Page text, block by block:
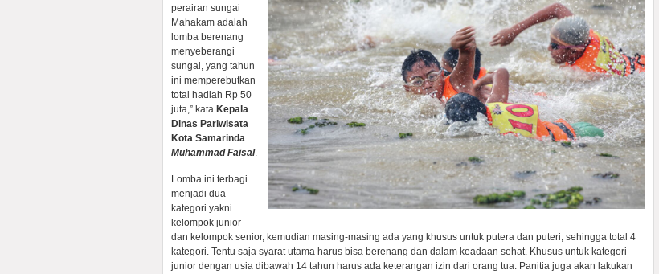
perairan sungai
Mahakam adalah
lomba berenang
menyeberangi
sungai, yang tahun
ini memperebutkan
total hadiah Rp 50
juta,” kata Kepala
Dinas Pariwisata
Kota Samarinda
Muhammad Faisal.
Lomba ini terbagi
menjadi dua
kategori yakni
kelompok junior
dan kelompok senior, kemudian masing-masing ada yang khusus untuk putera dan puteri, sehingga total 4
kategori. Tentu saja syarat utama harus bisa berenang dan dalam keadaan sehat. Khusus untuk kategori
junior dengan usia dibawah 14 tahun harus ada keterangan izin dari orang tua. Panitia juga akan lakukan